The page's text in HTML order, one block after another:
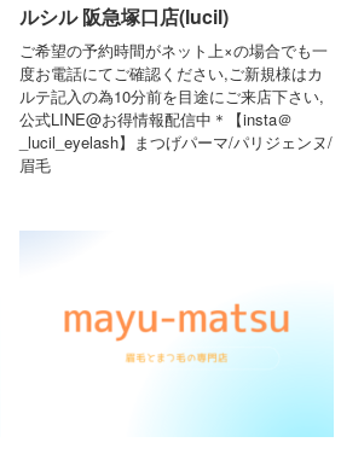
ルシル 阪急塚口店(lucil)
ご希望の予約時間がネット上×の場合でも一
度お電話にてご確認ください,ご新規様はカ
ルテ記入の為10分前を目途にご来店下さい,
公式LINE@お得情報配信中＊【insta＠
_lucil_eyelash】まつげパーマ/パリジェンヌ/
眉毛